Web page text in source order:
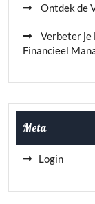
Ontdek de
Verbeter je
Financieel
Meta
Login